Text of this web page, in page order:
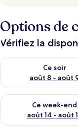
Options de
Vérifiez la
Ce soir
août 8 - août
Vérifier la
Ce week-end
août 14 - août
Vérifier la